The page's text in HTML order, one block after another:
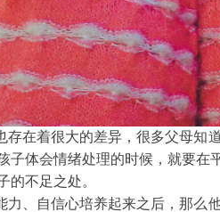
存在着很大的差异，很多父母
子体会情绪处理的时候，就要
的不足之处。
力、自信心培养起来之后，那